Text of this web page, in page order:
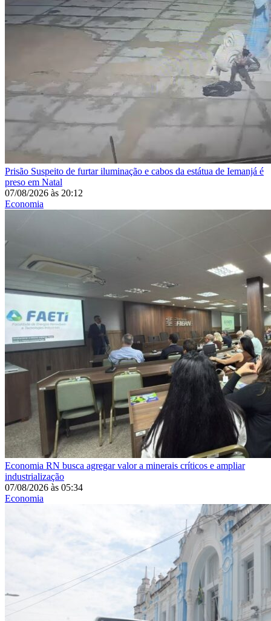
Prisão Suspeito de furtar iluminação e cabos da estátua de Iemanjá é
preso em Natal
07/08/2026 às 20:12
Economia
Economia RN busca agregar valor a minerais críticos e ampliar
industrialização
07/08/2026 às 05:34
Economia